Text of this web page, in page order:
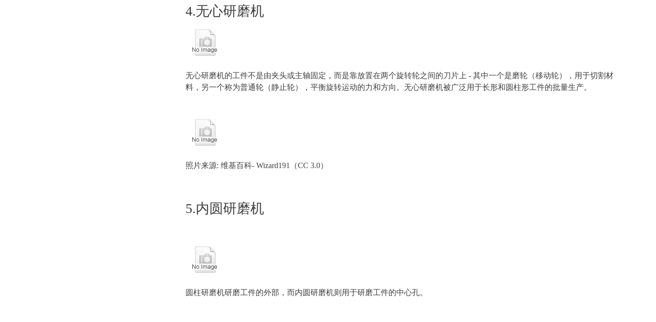
4.无心研磨机
无心研磨机的工件不是由夹头或主轴固定，而是靠放置在两个旋转轮之间的刀片上 - 其中一个是磨轮（移动轮），用于切割材
料，另一个称为普通轮（静止轮），平衡旋转运动的力和方向。无心研磨机被广泛用于长形和圆柱形工件的批量生产。
照片来源:维基百科- Wizard191（CC 3.0）
5.内圆研磨机
圆柱研磨机研磨工件的外部，而内圆研磨机则用于研磨工件的中心孔。